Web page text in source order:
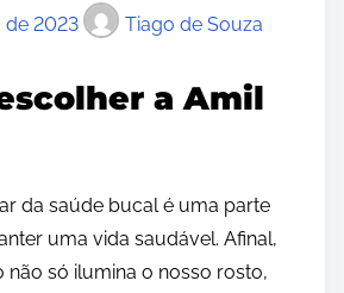
de 2023 Tiago de Souza
a Amil
da saúde bucal é uma parte
uma vida saudável. Afinal,
não só ilumina o nosso rosto,